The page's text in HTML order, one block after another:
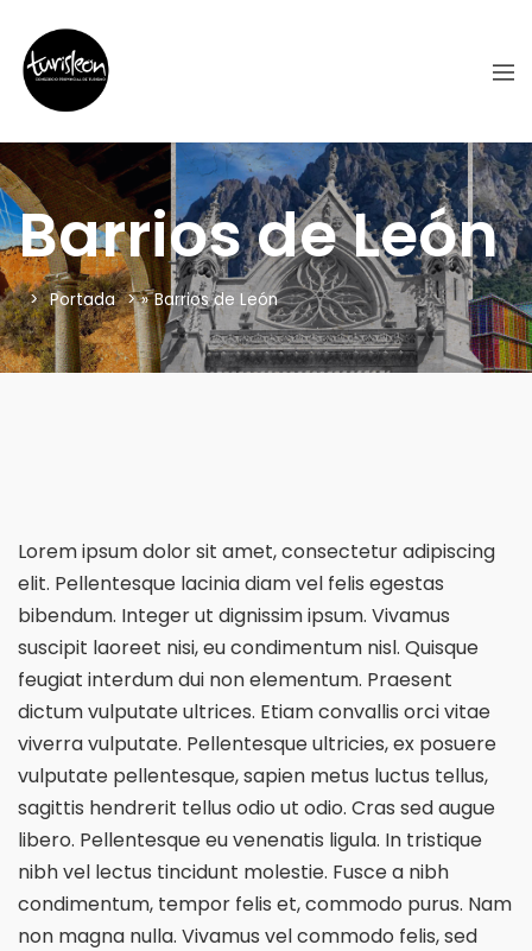
Barrios de León
Portada » Barrios de León
Lorem ipsum dolor sit amet, consectetur adipiscing
elit. Pellentesque lacinia diam vel felis egestas
bibendum. Integer ut dignissim ipsum. Vivamus
suscipit laoreet nisi, eu condimentum nisl. Quisque
feugiat interdum dui non elementum. Praesent
dictum vulputate ultrices. Etiam convallis orci vitae
viverra vulputate. Pellentesque ultricies, ex posuere
vulputate pellentesque, sapien metus luctus tellus,
sagittis hendrerit tellus odio ut odio. Cras sed augue
libero. Pellentesque eu venenatis ligula. In tristique
nibh vel lectus tincidunt molestie. Fusce a nibh
condimentum, tempor felis et, commodo purus. Nam
non magna nulla. Vivamus vel commodo felis, sed